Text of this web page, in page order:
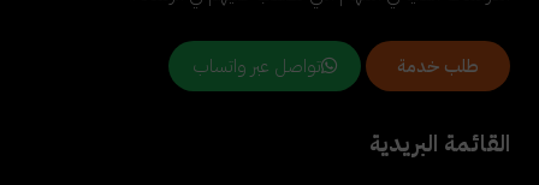
طلب خدمة تواصل عبر واتساب
القائمة البريدية